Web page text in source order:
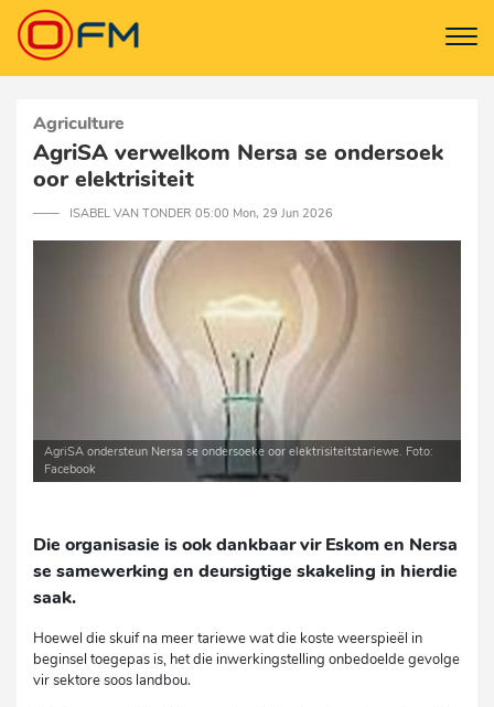
Agriculture
AgriSA verwelkom Nersa se ondersoek
oor elektrisiteit
─── ISABEL VAN TONDER 05:00 Mon, 29 Jun 2026
AgriSA ondersteun Nersa se ondersoeke oor elektrisiteitstariewe. Foto:
Facebook
Die organisasie is ook dankbaar vir Eskom en Nersa
se samewerking en deursigtige skakeling in hierdie
saak.
Hoewel die skuif na meer tariewe wat die koste weerspieël in
beginsel toegepas is, het die inwerkingstelling onbedoelde gevolge
vir sektore soos landbou.